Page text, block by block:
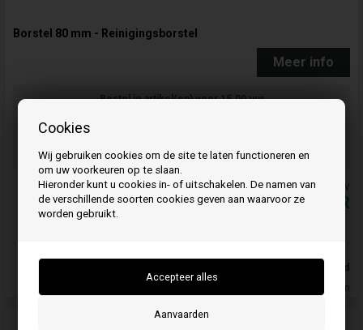
Cookies
Wij gebruiken cookies om de site te laten functioneren en
om uw voorkeuren op te slaan.
Hieronder kunt u cookies in- of uitschakelen. De namen van
de verschillende soorten cookies geven aan waarvoor ze
worden gebruikt.
Borstel 80 mm - Reinigingsborstel
Meer info
Bestel je artikel(en) voor 15.00 uur
SEC.
De prijzen zijn inclusief BTW
9,99 EUR
Op voorraad
Leveringstijd 3-4 Dagen